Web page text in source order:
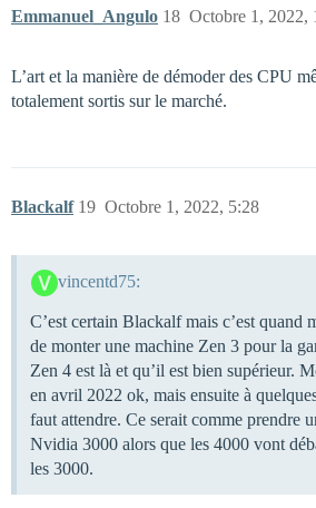
Emmanuel_Angulo Octobre 1, 2022,
18
L’art et la manière de démoder des CPU
totalement sortis sur le marché.
Blackalf Octobre 1, 2022, 5:28
19
vincentd75:
C’est certain Blackalf mais c’est quand
de monter une machine Zen 3 pour la
Zen 4 est là et qu’il est bien supérieur.
en avril 2022 ok, mais ensuite à
faut attendre. Ce serait comme prendre
Nvidia 3000 alors que les 4000 vont
les 3000.